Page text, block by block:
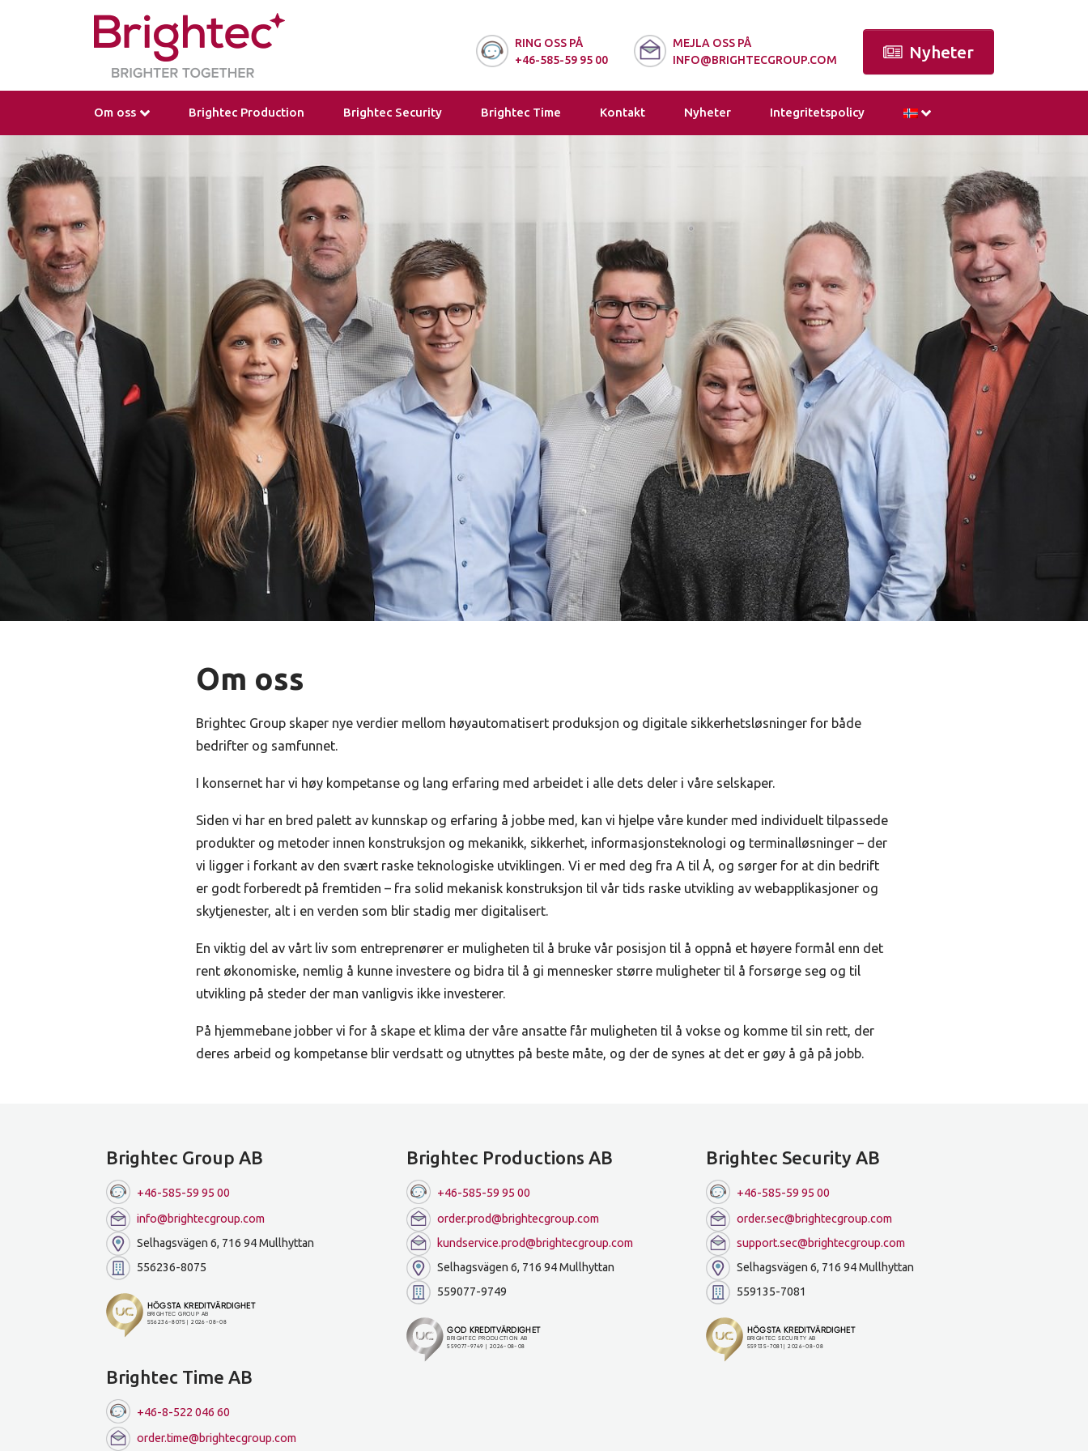
RING OSS PÅ
+46-585-59 95 00
MEJLA OSS PÅ
INFO@BRIGHTECGROUP.COM
Nyheter
Om oss Brightec Production Brightec Security Brightec Time Kontakt Nyheter Integritetspolicy
Om oss
Brightec Group skaper nye verdier mellom høyautomatisert produksjon og digitale sikkerhetsløsninger for både
bedrifter og samfunnet.
I konsernet har vi høy kompetanse og lang erfaring med arbeidet i alle dets deler i våre selskaper.
Siden vi har en bred palett av kunnskap og erfaring å jobbe med, kan vi hjelpe våre kunder med individuelt tilpassede
produkter og metoder innen konstruksjon og mekanikk, sikkerhet, informasjonsteknologi og terminalløsninger – der
vi ligger i forkant av den svært raske teknologiske utviklingen. Vi er med deg fra A til Å, og sørger for at din bedrift
er godt forberedt på fremtiden – fra solid mekanisk konstruksjon til vår tids raske utvikling av webapplikasjoner og
skytjenester, alt i en verden som blir stadig mer digitalisert.
En viktig del av vårt liv som entreprenører er muligheten til å bruke vår posisjon til å oppnå et høyere formål enn det
rent økonomiske, nemlig å kunne investere og bidra til å gi mennesker større muligheter til å forsørge seg og til
utvikling på steder der man vanligvis ikke investerer.
På hjemmebane jobber vi for å skape et klima der våre ansatte får muligheten til å vokse og komme til sin rett, der
deres arbeid og kompetanse blir verdsatt og utnyttes på beste måte, og der de synes at det er gøy å gå på jobb.
Brightec Group AB
+46-585-59 95 00
info@brightecgroup.com
Selhagsvägen 6, 716 94 Mullhyttan
556236-8075
Brightec Productions AB
+46-585-59 95 00
order.prod@brightecgroup.com
kundservice.prod@brightecgroup.com
Selhagsvägen 6, 716 94 Mullhyttan
559077-9749
Brightec Security AB
+46-585-59 95 00
order.sec@brightecgroup.com
support.sec@brightecgroup.com
Selhagsvägen 6, 716 94 Mullhyttan
559135-7081
Brightec Time AB
+46-8-522 046 60
order.time@brightecgroup.com